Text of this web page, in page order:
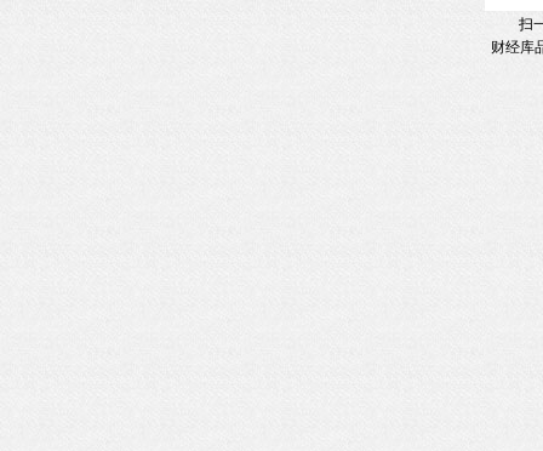
扫
财经库